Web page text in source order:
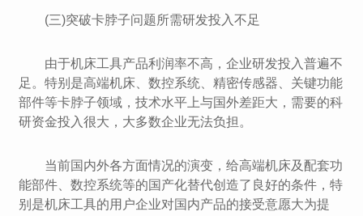
(三)突破卡脖子问题所需研发投入不足
由于机床工具产品利润率不高，企业研发投入普遍不
足。特别是高端机床、数控系统、精密传感器、关键功能
部件等卡脖子领域，技术水平上与国外差距大，需要的科
研资金投入很大，大多数企业无法负担。
当前国内外各方面情况的演变，给高端机床及配套功
能部件、数控系统等的国产化替代创造了良好的条件，特
别是机床工具的用户企业对国内产品的接受意愿大为提